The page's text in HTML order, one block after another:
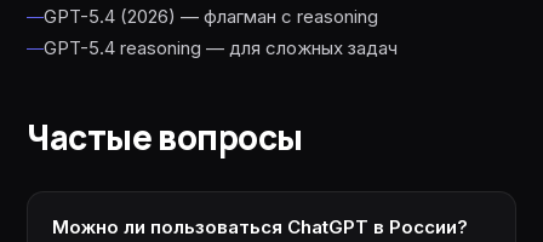
GPT-5.4 (2026) — флагман с reasoning
GPT-5.4 reasoning — для сложных задач
Частые вопросы
Можно ли пользоваться ChatGPT в России?